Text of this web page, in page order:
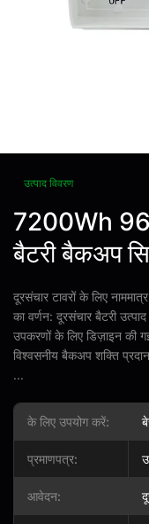
उत्पाद विवरण
7200Wh
बैटरी बैकअप
दूरसंचार टावरों के लिए
का वर्णन: दूरसंचार बैटरी
उपकरणों के लिए डिज़ाइन की
विश्वसनीय बैकअप शक्ति
...
के लिए उपयोग करें:
प्रमाणपत्र:
आवेदन: